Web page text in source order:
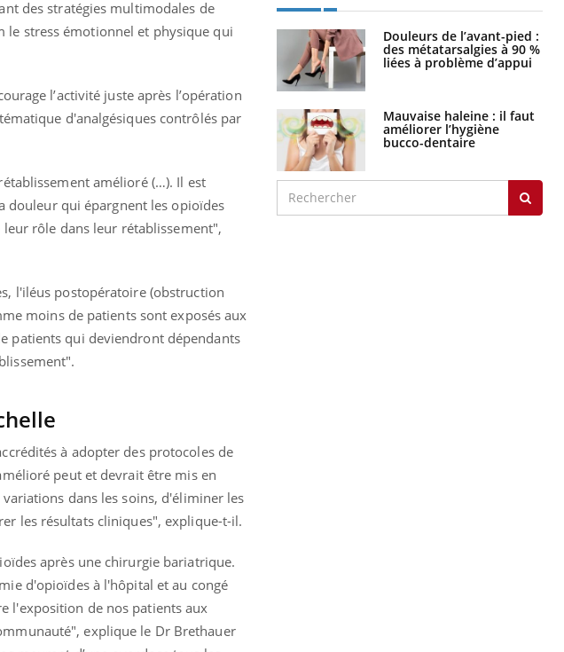
des stratégies multimodales de
stress émotionnel et physique qui
l’activité juste après l’opération
d'analgésiques contrôlés par
amélioré (…). Il est
douleur qui épargnent les opioïdes
rôle dans leur rétablissement",
l'iléus postopératoire (obstruction
moins de patients sont exposés aux
patients qui deviendront dépendants
à adopter des protocoles de
peut et devrait être mis en
dans les soins, d'éliminer les
les résultats cliniques", explique-t-il.
après une chirurgie bariatrique.
d'opioïdes à l'hôpital et au congé
l'exposition de nos patients aux
explique le Dr Brethauer
Douleurs de l’avant-pied :
des métatarsalgies à 90 %
liées à problème d’appui
Mauvaise haleine : il faut
améliorer l’hygiène
bucco-dentaire